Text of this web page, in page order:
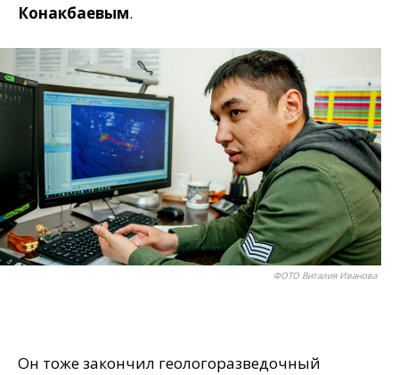
Конакбаевым.
ФОТО Виталия Иванова
Он тоже закончил геологоразведочный